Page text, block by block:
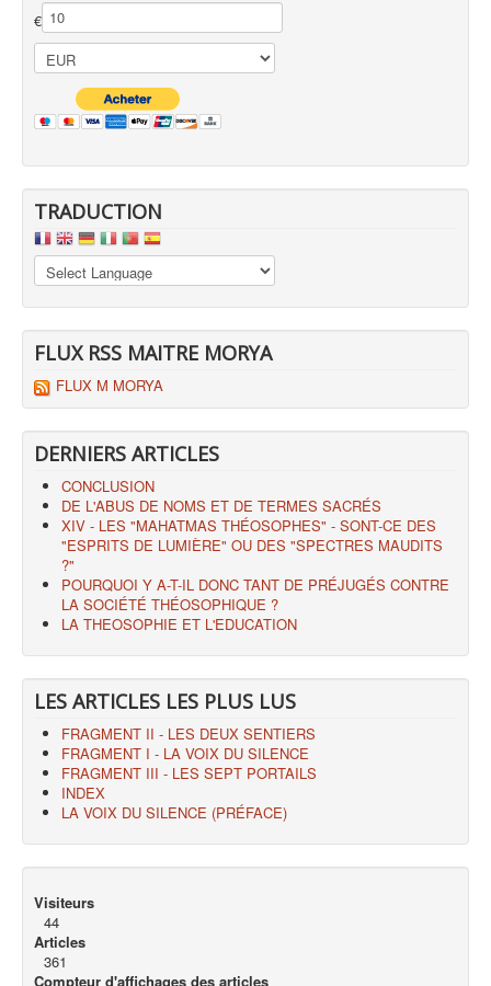
€
TRADUCTION
FLUX RSS MAITRE MORYA
FLUX M MORYA
DERNIERS ARTICLES
CONCLUSION
DE L'ABUS DE NOMS ET DE TERMES SACRÉS
XIV - LES "MAHATMAS THÉOSOPHES" - SONT-CE DES
"ESPRITS DE LUMIÈRE" OU DES "SPECTRES MAUDITS
?"
POURQUOI Y A-T-IL DONC TANT DE PRÉJUGÉS CONTRE
LA SOCIÉTÉ THÉOSOPHIQUE ?
LA THEOSOPHIE ET L'EDUCATION
LES ARTICLES LES PLUS LUS
FRAGMENT II - LES DEUX SENTIERS
FRAGMENT I - LA VOIX DU SILENCE
FRAGMENT III - LES SEPT PORTAILS
INDEX
LA VOIX DU SILENCE (PRÉFACE)
Visiteurs
44
Articles
361
Compteur d'affichages des articles